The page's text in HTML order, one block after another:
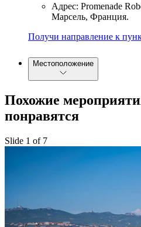
Адрес: Promenade
Марсель, Франция.
Получи направление к
Местоположение
Похожие
понравятся
Slide 1 of 7